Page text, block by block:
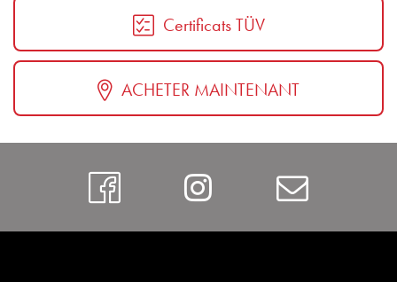
Certificats TÜV
ACHETER MAINTENANT
https://Instagram